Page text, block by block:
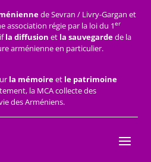
de Sevran / Livry-Gargan et
association régie par la loi du 1er
la diffusion et la sauvegardede la
arménienne en particulier.
la mémoireet le patrimoine
la MCA collecte des
des Arméniens.